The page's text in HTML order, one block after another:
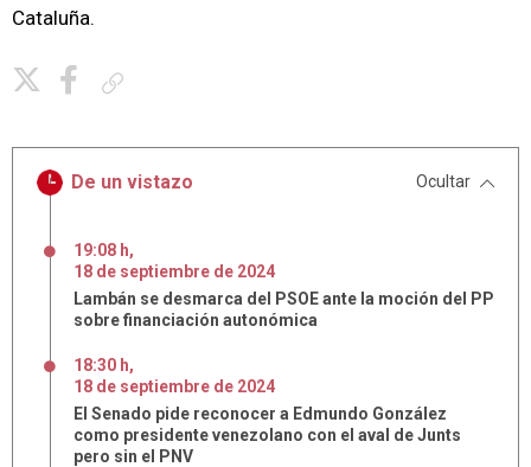
Cataluña.
De un vistazo Ocultar
19:08 h,
18 de septiembre de 2024
Lambán se desmarca del PSOE ante la moción del PP
sobre financiación autonómica
18:30 h,
18 de septiembre de 2024
El Senado pide reconocer a Edmundo González
como presidente venezolano con el aval de Junts
pero sin el PNV